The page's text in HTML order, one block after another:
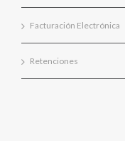
Facturación Electrónica
Retenciones